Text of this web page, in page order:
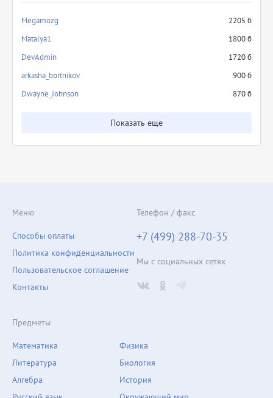
Megamozg
2205 б
Matalya1
1800 б
DevAdmin
1720 б
arkasha_bortnikov
900 б
Dwayne_Johnson
870 б
Показать еще
Предметы
Математика
Литература
Алгебра
Физика
Биология
История
Меню
Способы оплаты
Политика конфиденциальности
Пользовательское соглашение
Контакты
Телефон / факс
+7 (499) 288-70-35
Мы с социальных сетях